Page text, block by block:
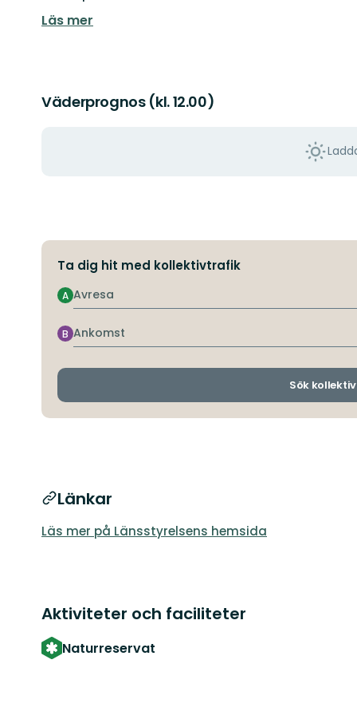
Läs mer
Väderprognos (kl. 12.00)
Ta dig hit med kollektivtrafik
Avresa
A
Ankomst
B
Sök
Länkar
Läs mer på Länsstyrelsens hemsida
Aktiviteter och faciliteter
Naturreservat